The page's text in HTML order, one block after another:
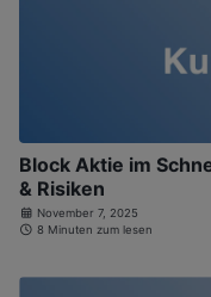
Block Aktie im
& Risiken
November 7, 2025
8 Minuten zum lesen